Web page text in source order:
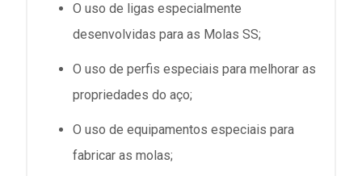
O uso de ligas especialmente
desenvolvidas para as Molas SS;
O uso de perfis especiais para melhorar as
propriedades do aço;
O uso de equipamentos especiais para
fabricar as molas;